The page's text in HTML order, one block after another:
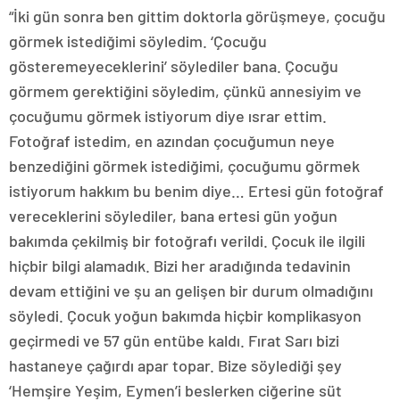
“İki gün sonra ben gittim doktorla görüşmeye, çocuğu
görmek istediğimi söyledim. ‘Çocuğu
gösteremeyeceklerini’ söylediler bana. Çocuğu
görmem gerektiğini söyledim, çünkü annesiyim ve
çocuğumu görmek istiyorum diye ısrar ettim.
Fotoğraf istedim, en azından çocuğumun neye
benzediğini görmek istediğimi, çocuğumu görmek
istiyorum hakkım bu benim diye… Ertesi gün fotoğraf
vereceklerini söylediler, bana ertesi gün yoğun
bakımda çekilmiş bir fotoğrafı verildi. Çocuk ile ilgili
hiçbir bilgi alamadık. Bizi her aradığında tedavinin
devam ettiğini ve şu an gelişen bir durum olmadığını
söyledi. Çocuk yoğun bakımda hiçbir komplikasyon
geçirmedi ve 57 gün entübe kaldı. Fırat Sarı bizi
hastaneye çağırdı apar topar. Bize söylediği şey
‘Hemşire Yeşim, Eymen’i beslerken ciğerine süt